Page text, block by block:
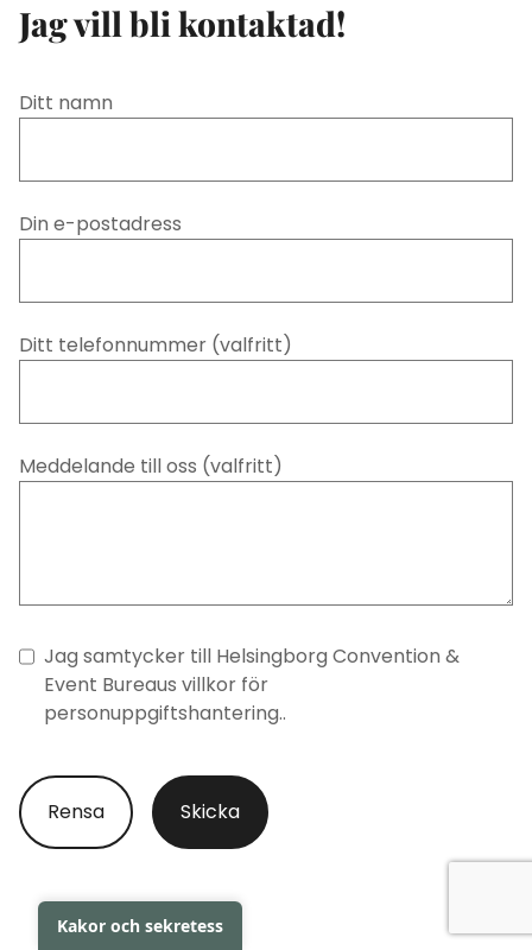
Jag vill bli kontaktad!
Ditt namn
Din e-postadress
Ditt telefonnummer (valfritt)
Meddelande till oss (valfritt)
Jag samtycker till Helsingborg Convention &
Event Bureaus villkor för
personuppgiftshantering..
Kakor och sekretess